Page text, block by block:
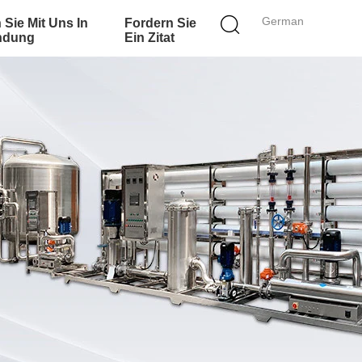
German
Sie Mit Uns In
Fordern Sie
Ein Zitat